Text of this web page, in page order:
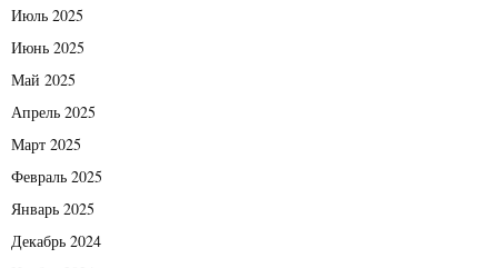
Июль 2025
Июнь 2025
Май 2025
Апрель 2025
Март 2025
Февраль 2025
Январь 2025
Декабрь 2024